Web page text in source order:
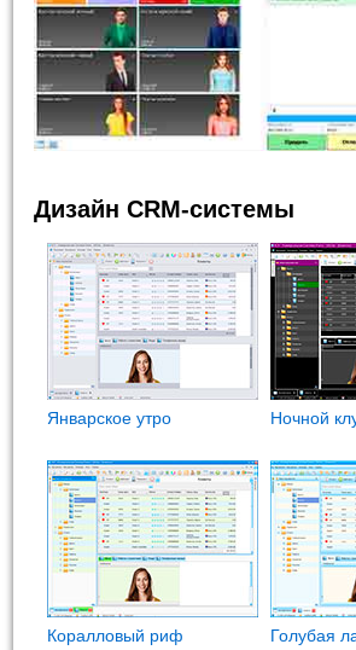
Дизайн CRM-системы
Январское утро Ночной
Коралловый риф Голубая